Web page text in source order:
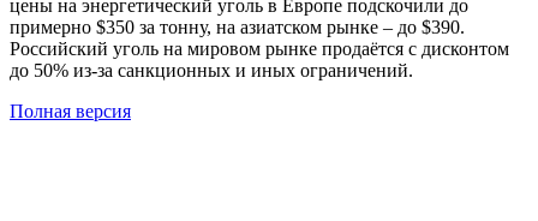
цены на энергетический уголь в Европе подскочили до
примерно $350 за тонну, на азиатском рынке – до $390.
Российский уголь на мировом рынке продаётся с дисконтом
до 50% из-за санкционных и иных ограничений.
Полная версия